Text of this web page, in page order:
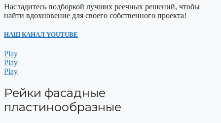
Насладитесь подборкой лучших реечных решений, чтобы
найти вдохновение для своего собственного проекта!
НАШ КАНАЛ YOUTUBE
Play
Play
Play
Рейки фасадные
пластинообразные